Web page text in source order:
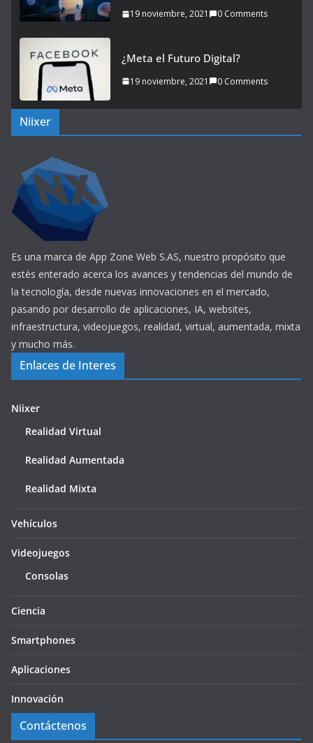
19 noviembre, 2021 0 Comments
¿Meta el Futuro Digital?
19 noviembre, 2021 0 Comments
Niixer
Es una marca de App Zone Web S.AS, nuestro propósito que
estés enterado acerca los avances y tendencias del mundo de
la tecnología, desde nuevas innovaciones en el mercado,
pasando por desarrollo de aplicaciones, IA, websites,
infraestructura, videojuegos, realidad, virtual, aumentada, mixta
y mucho más.
Enlaces de Interes
Niixer
Realidad Virtual
Realidad Aumentada
Realidad Mixta
Vehículos
Videojuegos
Consolas
Ciencia
Smartphones
Aplicaciones
Innovación
Contáctenos